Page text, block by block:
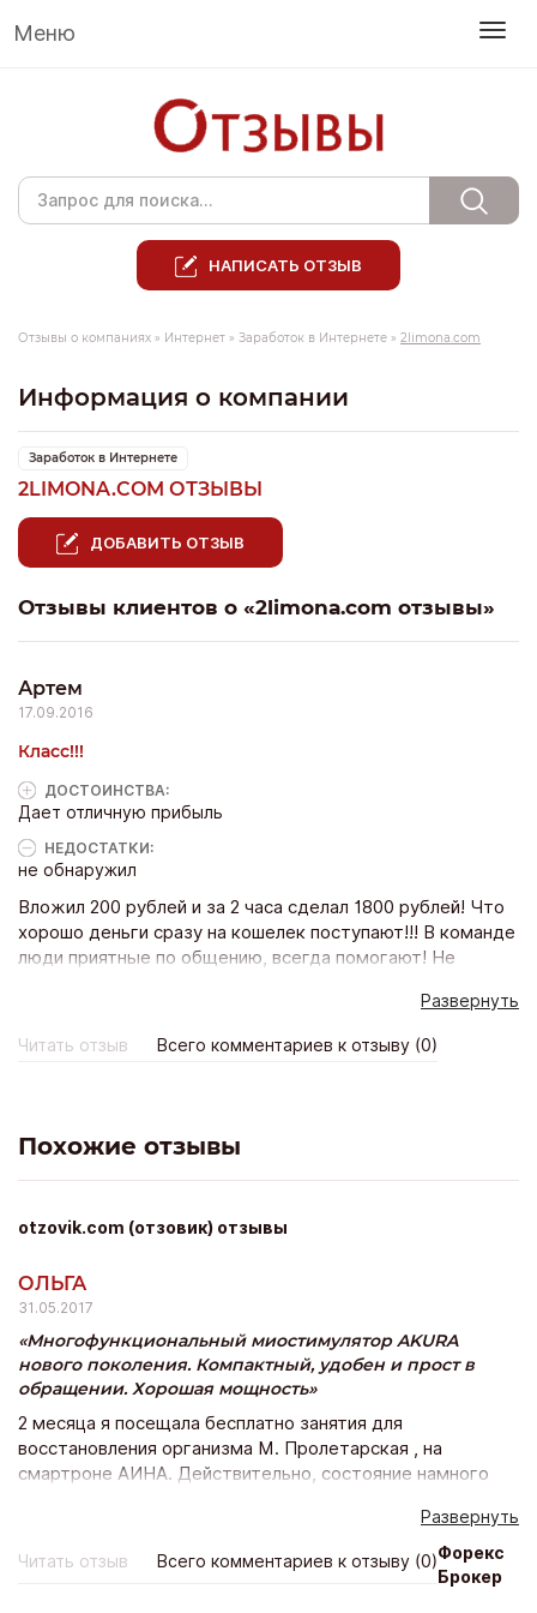
Меню
НАПИСАТЬ ОТЗЫВ
Отзывы о компаниях » Интернет » Заработок в Интернете » 2limona.com
Информация о компании
Заработок в Интернете
2LIMONA.COM ОТЗЫВЫ
ДОБАВИТЬ ОТЗЫВ
Отзывы клиентов о «2limona.com отзывы»
Артем
17.09.2016
Класс!!!
ДОСТОИНCТВА:
Дает отличную прибыль
НЕДОСТАТКИ:
не обнаружил
Вложил 200 рублей и за 2 часа сделал 1800 рублей! Что
хорошо деньги сразу на кошелек поступают!!! В команде
люди приятные по общению, всегда помогают! Не
регистрируйтесь по ссылке
http://2limona.com/p/artem190690
Развернуть
Читать отзыв Всего комментариев к отзыву (0)
Похожие отзывы
otzovik.com (отзовик) отзывы
ОЛЬГА
31.05.2017
Многофункциональный миостимулятор AKURA
нового поколения. Компактный, удобен и прост в
обращении. Хорошая мощность
2 месяца я посещала бесплатно занятия для
восстановления организма М. Пролетарская , на
смартроне АИНА. Действительно, состояние намного
УЗИ проявил АРТРОЗ, СИНУСИТ, БУРСИТ). После 2-х
месячных посещений встал вопрос о приобретении
смартрона АИНА. Хотелось приобрести очень, да
Развернуть
Читать отзыв Всего комментариев к отзыву (0)Форекс
Брокер